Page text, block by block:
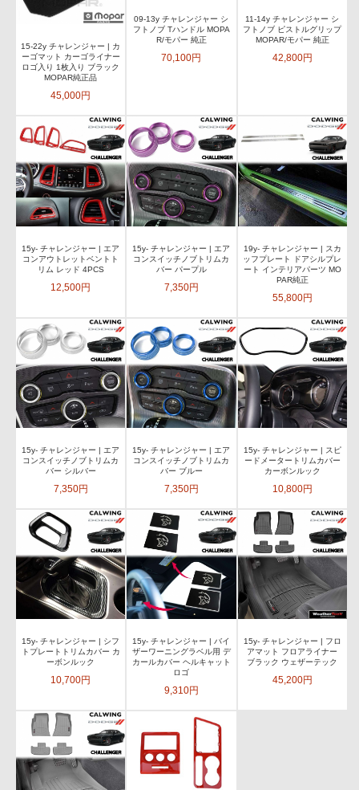
15-22y チャレンジャー | カ
ーゴマット カーゴライナー
ロゴ入り 1枚入り ブラック
MOPAR純正品
45,000円
09-13y チャレンジャー シ
フトノブ Tハンドル MOPA
R/モパー 純正
70,100円
11-14y チャレンジャー シ
フトノブ ピストルグリップ
MOPAR/モパー 純正
42,800円
15y- チャレンジャー | エア
コンアウトレットベントト
リム レッド 4PCS
12,500円
15y- チャレンジャー | エア
コンスイッチノブトリムカ
バー パープル
7,350円
19y- チャレンジャー | スカ
ッフプレート ドアシルプレ
ート インテリアパーツ MO
PAR純正
55,800円
15y- チャレンジャー | エア
コンスイッチノブトリムカ
バー シルバー
7,350円
15y- チャレンジャー | エア
コンスイッチノブトリムカ
バー ブルー
7,350円
15y- チャレンジャー | スピ
ードメータートリムカバー
カーボンルック
10,800円
15y- チャレンジャー | シフ
トプレートトリムカバー カ
ーボンルック
10,700円
15y- チャレンジャー | バイ
ザーワーニングラベル用 デ
カールカバー ヘルキャット
ロゴ
9,310円
15y- チャレンジャー | フロ
アマット フロアライナー
ブラック ウェザーテック
45,200円